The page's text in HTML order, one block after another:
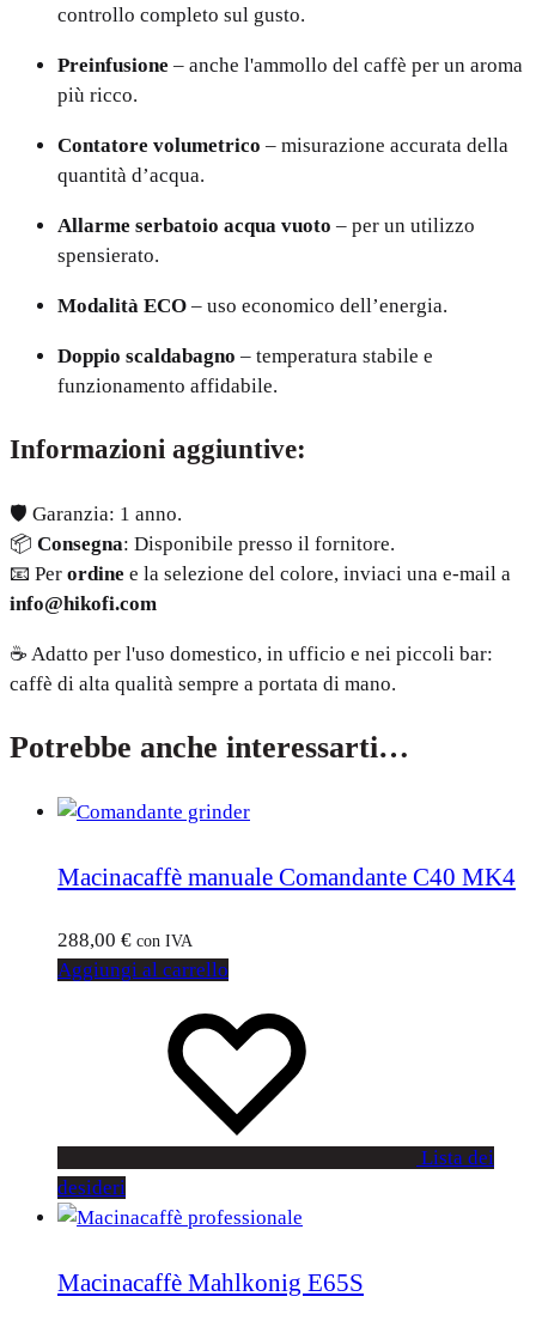
controllo completo sul gusto.
Preinfusione – anche l'ammollo del caffè per un aroma
più ricco.
Contatore volumetrico – misurazione accurata della
quantità d’acqua.
Allarme serbatoio acqua vuoto – per un utilizzo
spensierato.
Modalità ECO – uso economico dell’energia.
Doppio scaldabagno – temperatura stabile e
funzionamento affidabile.
Informazioni aggiuntive:
🛡️ Garanzia: 1 anno.
📦 Consegna: Disponibile presso il fornitore.
📧 Per ordine e la selezione del colore, inviaci una e-mail a
info@hikofi.com
☕ Adatto per l'uso domestico, in ufficio e nei piccoli bar:
caffè di alta qualità sempre a portata di mano.
Potrebbe anche interessarti…
Macinacaffè manuale Comandante C40 MK4
288,00 € con IVA
Aggiungi al carrello
Lista dei
desideri
Macinacaffè Mahlkonig E65S